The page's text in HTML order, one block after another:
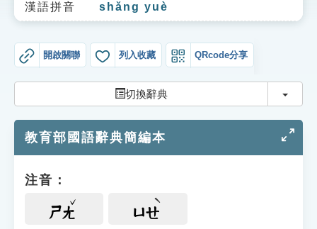
生字詞彙表
成語故事
索引選單
單字索引
遊戲專區
漢語拼音 shǎng yuè
開啟關聯 列入收藏 QRcode分享
切換辭典 切換
教育部國語辭典簡編本
注音：
ㄕㄤ ㄩㄝ